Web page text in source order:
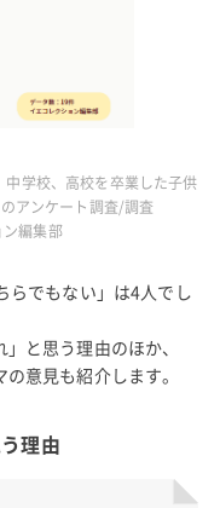
学校、高校を卒業した子供
アンケート調査/調査
編集部
らでもない」は4人でし
と思う理由のほか、
意見も紹介します。
理由